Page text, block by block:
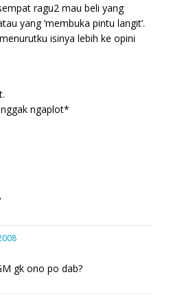
ragu2 mau beli yang
yang ‘membuka pintu langit’.
isinya lebih ke opini
ngaplot*
gk ono po dab?